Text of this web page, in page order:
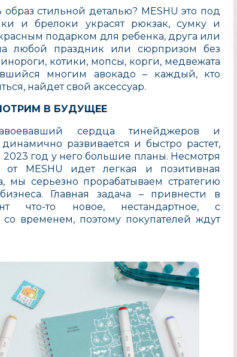
стильной деталью? MESHU это под
и брелоки украсят рюкзак, сумку и
подарком для ребенка, друга или
любой праздник или сюрпризом без
котики, мопсы, корги, медвежата
многим авокадо – каждый, кто
найдет свой аксессуар.
В БУДУЩЕЕ
сердца тинейджеров и
динамично развивается и быстро растет,
2023 год у него большие планы. Несмотря
MESHU идет легкая и позитивная
мы серьезно прорабатываем стратегию
Главная задача – привнести в
что-то новое, нестандартное, с
временем, поэтому покупателей ждут